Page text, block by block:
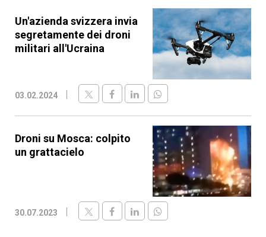
Un'azienda svizzera invia
segretamente dei droni
militari all'Ucraina
03.02.2024
Droni su Mosca: colpito
un grattacielo
30.07.2023